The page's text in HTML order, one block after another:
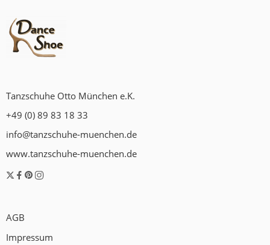
Tanzschuhe Otto München e.K.
+49 (0) 89 83 18 33
info@tanzschuhe-muenchen.de
www.tanzschuhe-muenchen.de
AGB
Impressum